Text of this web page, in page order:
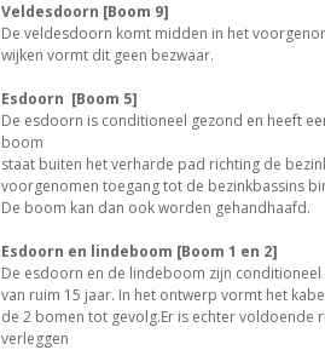
Veldesdoorn [Boom 9]
De veldesdoorn komt midden in het
wijken vormt dit geen bezwaar.
Esdoorn [Boom 5]
De esdoorn is conditioneel gezond en heeft
boom
staat buiten het verharde pad richting de
voorgenomen toegang tot de bezinkbassins
De boom kan dan ook worden gehandhaafd.
Esdoorn en lindeboom [Boom 1 en 2]
De esdoorn en de lindeboom zijn
van ruim 15 jaar. In het ontwerp vormt het
de 2 bomen tot gevolg.Er is echter voldoende
verleggen